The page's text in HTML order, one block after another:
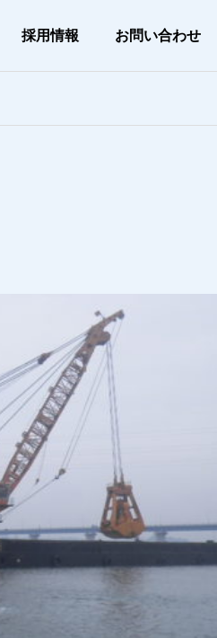
採用情報 お問い合わせ
当社の取り組
CSR
環境配慮と確かな